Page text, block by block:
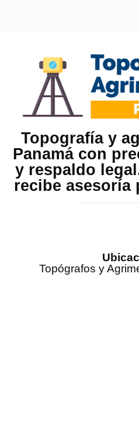
Topografía y
Panamá con
y respaldo
recibe asesoría
Topógrafos y